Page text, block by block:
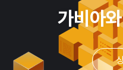
가비아